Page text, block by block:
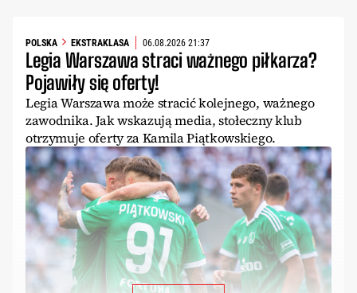
POLSKA EKSTRAKLASA 06.08.2026 21:37
Legia Warszawa straci ważnego piłkarza?
Pojawiły się oferty!
Legia Warszawa może stracić kolejnego, ważnego
zawodnika. Jak wskazują media, stołeczny klub
otrzymuje oferty za Kamila Piątkowskiego.